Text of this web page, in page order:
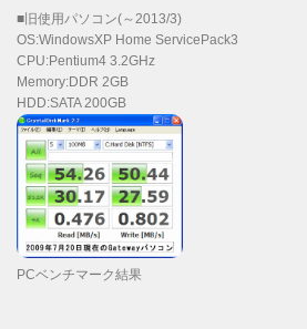
■旧使用パソコン(～2013/3)
OS:WindowsXP Home ServicePack3
CPU:Pentium4 3.2GHz
Memory:DDR 2GB
HDD:SATA 200GB
PCベンチマーク結果